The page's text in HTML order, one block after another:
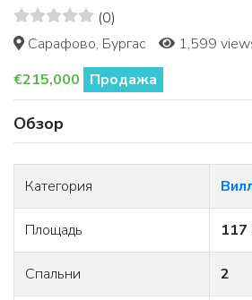
(0)
Сарафово, Бургас
1,599
€215,000 Продажа
Обзор
Категория
Площадь 117
Спальни 2